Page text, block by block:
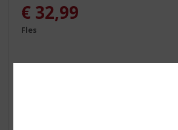
€ 32,99
Fles